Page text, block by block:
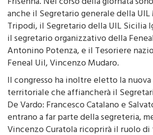
Tripodi, il Segretario della UIL Sicilia
il segretario organizzativo della
Antonino Potenza, e il Tesoriere
Feneal Uil, Vincenzo Mudaro.
Il congresso ha inoltre eletto la nuova
territoriale che affiancherà il
De Vardo: Francesco Catalano e
entrano a far parte della segreteria,
Vincenzo Curatola ricoprirà il ruolo di
riconferma di Pasquale De Vardo e il